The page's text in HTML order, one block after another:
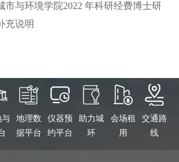
市与环境学院2022 年科研经费博士研
充说明
与
地理数
据平台
仪器预
约平台
助力城
环
会场租
用
交通路
线